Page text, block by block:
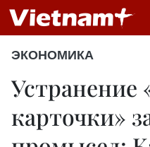
ЭКОНОМИКА
Устранение
карточки»